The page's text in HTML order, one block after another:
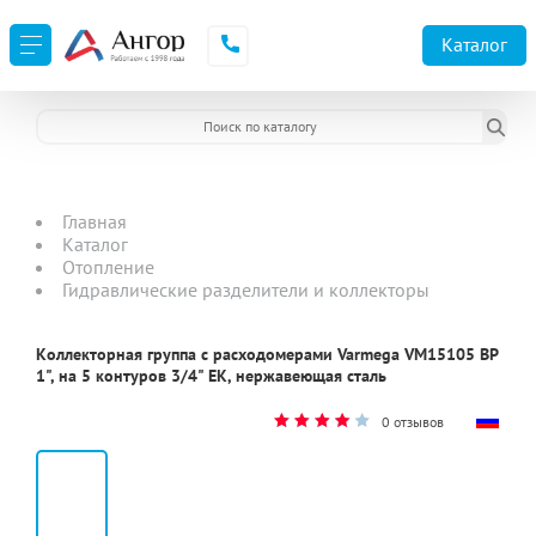
Каталог
Главная
Каталог
Отопление
Гидравлические разделители и коллекторы
Коллекторная группа с расходомерами Varmega VM15105 ВР
1", на 5 контуров 3/4" EK, нержавеющая сталь
0 отзывов